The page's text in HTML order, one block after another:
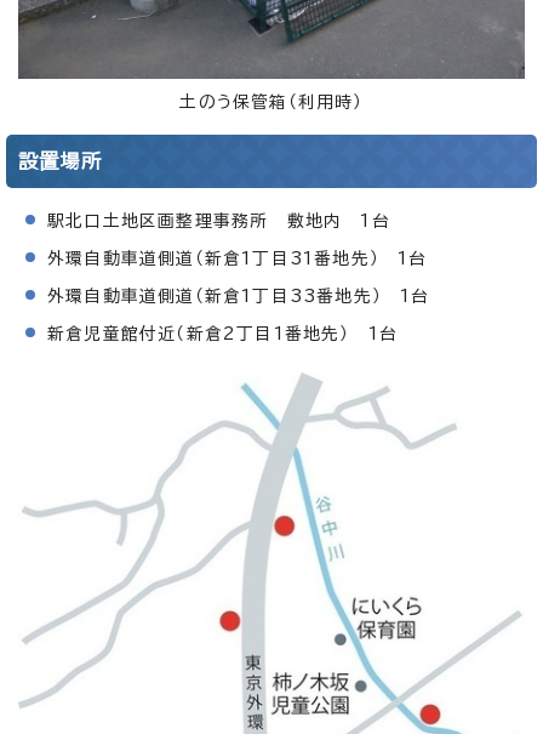
土のう保管箱（利用時）
設置場所
駅北口土地区画整理事務所 敷地内 1台
外環自動車道側道（新倉1丁目31番地先） 1台
外環自動車道側道（新倉1丁目33番地先） 1台
新倉児童館付近（新倉2丁目1番地先） 1台